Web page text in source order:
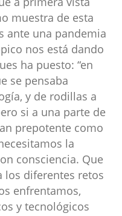
muestra de esta
ante una pandemia
nos está dando
ha puesto: “en
se pensaba
y de rodillas a
si a una parte de
prepotente como
la
consciencia. Que
los diferentes retos
enfrentamos,
y tecnológicos